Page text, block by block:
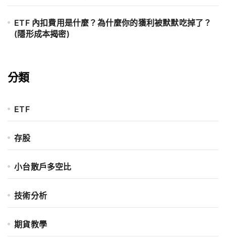
ETF 內扣費用是什麼？為什麼你的獲利被默默吃掉了？
(隱形成本揭密)
分類
ETF
存股
小台散戶多空比
技術分析
期貨教學